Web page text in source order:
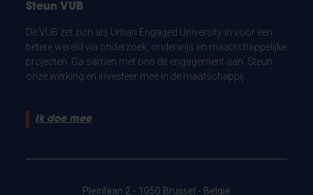
Steun VUB
De VUB zet zich als Urban Engaged University in voor een
betere wereld via onderzoek, onderwijs en maatschappelijke
projecten. Ga samen met ons dit engagement aan. Steun
onze werking en investeer mee in de maatschappij.
Ik doe mee
Pleinlaan 2 - 1050 Brussel - België